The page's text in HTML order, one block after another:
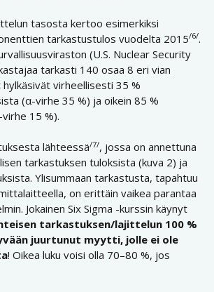
tasosta kertoo esimerkiksi
tarkastustulos vuodelta 2015/6/.
(U.S. Nuclear Security
tarkasti 140 osaa 8 eri vian
virheellisesti 35 %
(α-virhe 35 %) ja oikein 85 %
15 %).
lähteessä/7/, jossa on annettuna
tarkastuksen tuloksista (kuva 2) ja
Ylisummaan tarkastusta, tapahtuu
on erittäin vaikea parantaa
Jokainen Six Sigma -kurssin käynyt
tarkastuksen/lajittelun 100 %
juurtunut myytti, jolle ei ole
! Oikea luku voisi olla 70–80 %, jos